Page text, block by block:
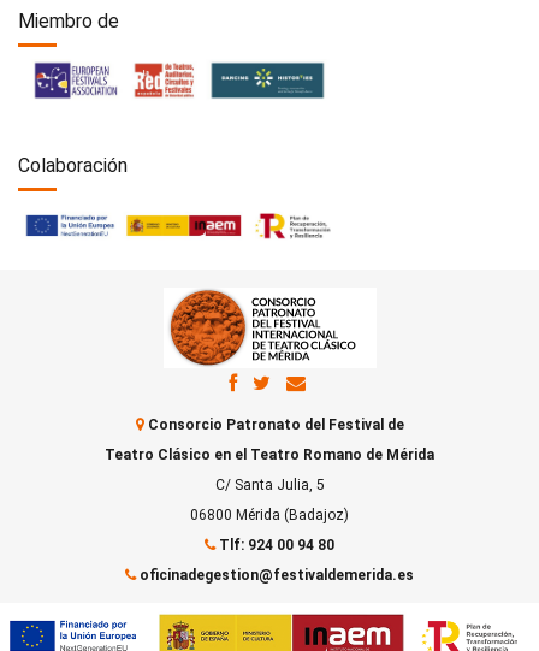
Miembro de
Colaboración
Consorcio Patronato del Festival de
Teatro Clásico en el Teatro Romano de Mérida
C/ Santa Julia, 5
06800 Mérida (Badajoz)
Tlf: 924 00 94 80
oficinadegestion@festivaldemerida.es